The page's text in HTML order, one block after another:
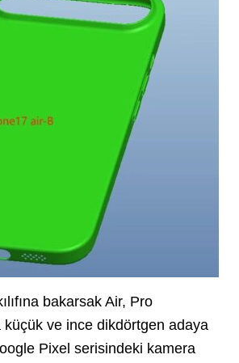
bakarsak Air, Pro
küçük ve ince dikdörtgen adaya
Pixel serisindeki kamera